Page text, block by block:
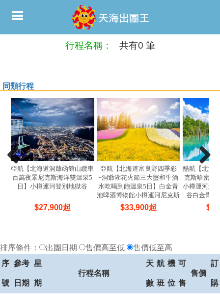
行程名稱： 共有0 筆
同類行程
亞航【北海道洞爺函館山纜車
百萬夜景尼克斯海洋雙溫泉5
日】小樽運河登別地獄谷
$27,900起
亞航【北海道富良野四季彩
+洞爺湖花火節三大蟹和牛酒
水吃喝到飽溫泉5日】白金青
池啤酒博物館小樽運河尼克斯
海洋公園
$33,900起
酷航【北海
克斯哈密瓜
小樽運河北
谷白金青池
$
排序條件： 出團日期 售價高至低
售價低至高
序
號
參考
日期
星
期
行程名稱
天
數
航
班
機
位
可
售
售價
訂
購